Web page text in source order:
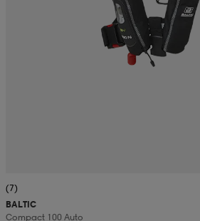
(7)
BALTIC
Compact 100 Auto